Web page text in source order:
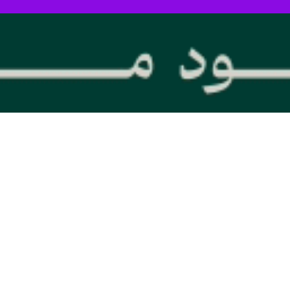
تاریخ قایقرانی ایران به شهید حججی تقدیم شد